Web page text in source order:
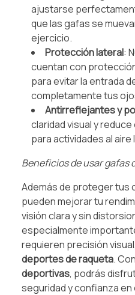
ajustarse
que las gafas se
ejercicio.
Protección lateral:
cuentan con
para evitar la entrada
completamente tus
Antirreflejantes y
claridad visual y
para actividades al aire
Beneficios de usar gafas
Además de proteger tus
pueden mejorar tu
visión clara y sin
especialmente
requieren precisión
deportes de raqueta.
deportivas, podrás
seguridad y confianza en